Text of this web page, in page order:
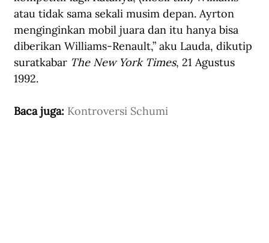
atau tidak sama sekali musim depan. Ayrton
menginginkan mobil juara dan itu hanya bisa
diberikan Williams-Renault,” aku Lauda, dikutip
suratkabar The New York Times, 21 Agustus
1992.
Baca juga: Kontroversi Schumi